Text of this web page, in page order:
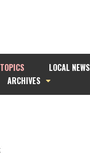
LOCAL NEWS
ARCHIVES